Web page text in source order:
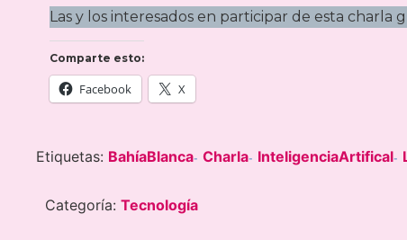
Las y los interesados en participar de esta charla
Comparte esto:
Facebook X
Etiquetas: BahíaBlanca- Charla- InteligenciaArtifical-
Categoría: Tecnología